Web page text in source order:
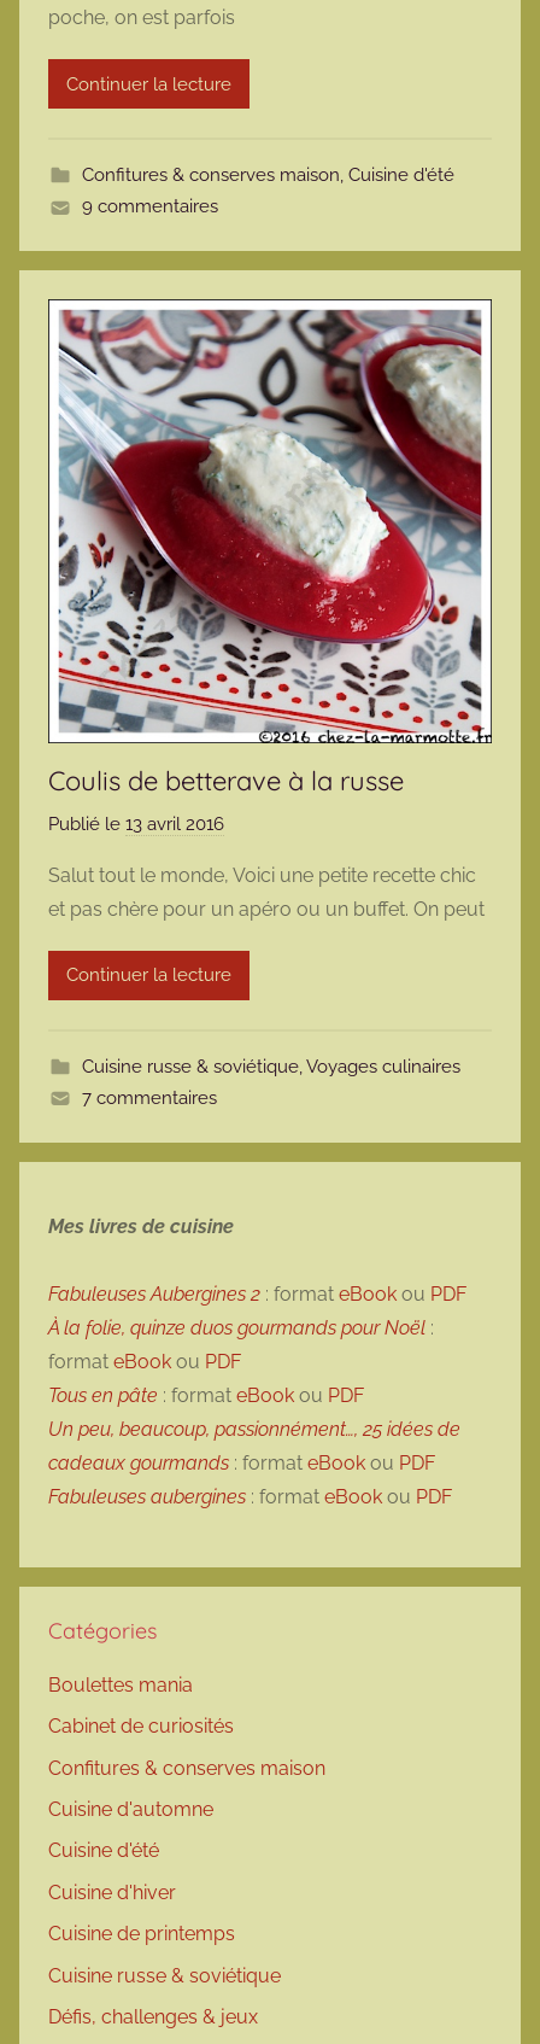
t
poche, on est parfois
Continuer la lecture
Confitures & conserves maison, Cuisine d'été
9 commentaires
Coulis de betterave à la russe
Publié le 13 avril 2016
r
m
a
r
t
e
Salut tout le monde, Voici une petite recette chic
et pas chère pour un apéro ou un buffet. On peut
Continuer la lecture
Cuisine russe & soviétique,Voyages culinaires
7 commentaires
Mes livres de cuisine
Fabuleuses Aubergines 2 : format eBook ou PDF
À la folie, quinze duos gourmands pour Noël :
format eBook ou PDF
Tous en pâte : format eBook ou PDF
Un peu, beaucoup, passionnément…, 25 idées de
cadeaux gourmands : format eBook ou PDF
Fabuleuses aubergines : format eBook ou PDF
Catégories
Boulettes mania
Cabinet de curiosités
Confitures & conserves maison
Cuisine d'automne
Cuisine d'été
Cuisine d'hiver
Cuisine de printemps
Cuisine russe & soviétique
Défis, challenges & jeux